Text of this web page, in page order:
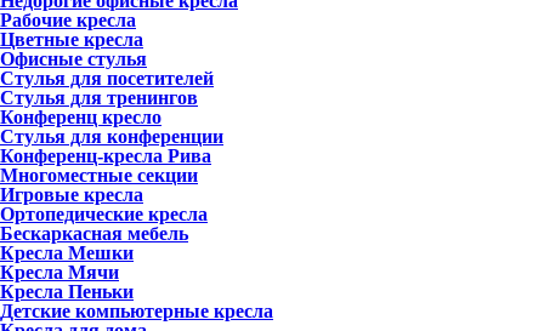
Рабочие кресла
Цветные кресла
Офисные стулья
Стулья для посетителей
Стулья для тренингов
Конференц кресло
Стулья для конференции
Конференц-кресла Рива
Многоместные секции
Игровые кресла
Ортопедические кресла
Бескаркасная мебель
Кресла Мешки
Кресла Мячи
Кресла Пеньки
Детские компьютерные кресла